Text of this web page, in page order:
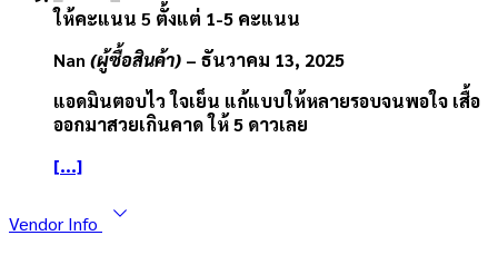
ให้คะแนน 5 ตั้งแต่ 1-5 คะแนน
Nan (ผู้ซื้อสินค้า) – ธันวาคม 13, 2025
แอดมินตอบไว ใจเย็น แก้แบบให้หลายรอบจนพอใจ เสื้อ
ออกมาสวยเกินคาด ให้ 5 ดาวเลย
[...]
Vendor Info